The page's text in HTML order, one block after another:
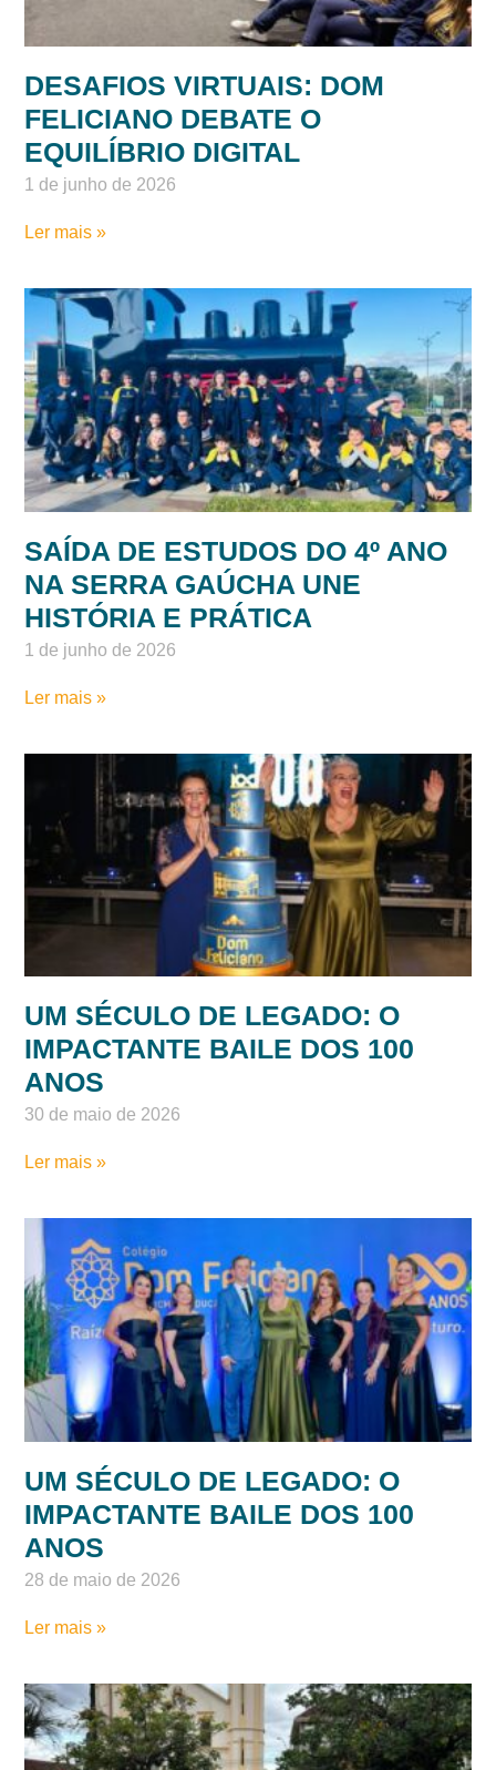
DESAFIOS VIRTUAIS: DOM
FELICIANO DEBATE O
EQUILÍBRIO DIGITAL
1 de junho de 2026
Ler mais »
SAÍDA DE ESTUDOS DO 4º ANO
NA SERRA GAÚCHA UNE
HISTÓRIA E PRÁTICA
1 de junho de 2026
Ler mais »
UM SÉCULO DE LEGADO: O
IMPACTANTE BAILE DOS 100
ANOS
30 de maio de 2026
Ler mais »
UM SÉCULO DE LEGADO: O
IMPACTANTE BAILE DOS 100
ANOS